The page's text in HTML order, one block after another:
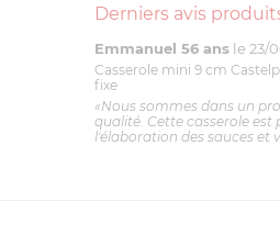
Derniers avis
Emmanuel 56 ans le 23/
Casserole mini 9 cm
fixe
«Nous sommes dans un
qualité. Cette casserole est
l'élaboration des sauces et